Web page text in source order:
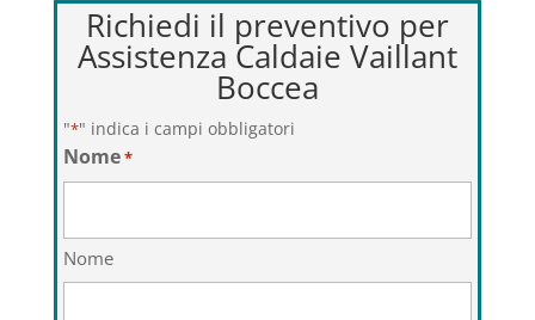
Richiedi il preventivo per
Assistenza Caldaie Vaillant
Boccea
"*" indica i campi obbligatori
Nome*
Nome